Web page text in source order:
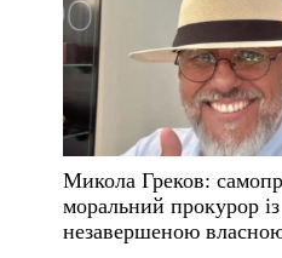
п
и
с
і
Микола Греков:
моральний прокурор із
незавершеною